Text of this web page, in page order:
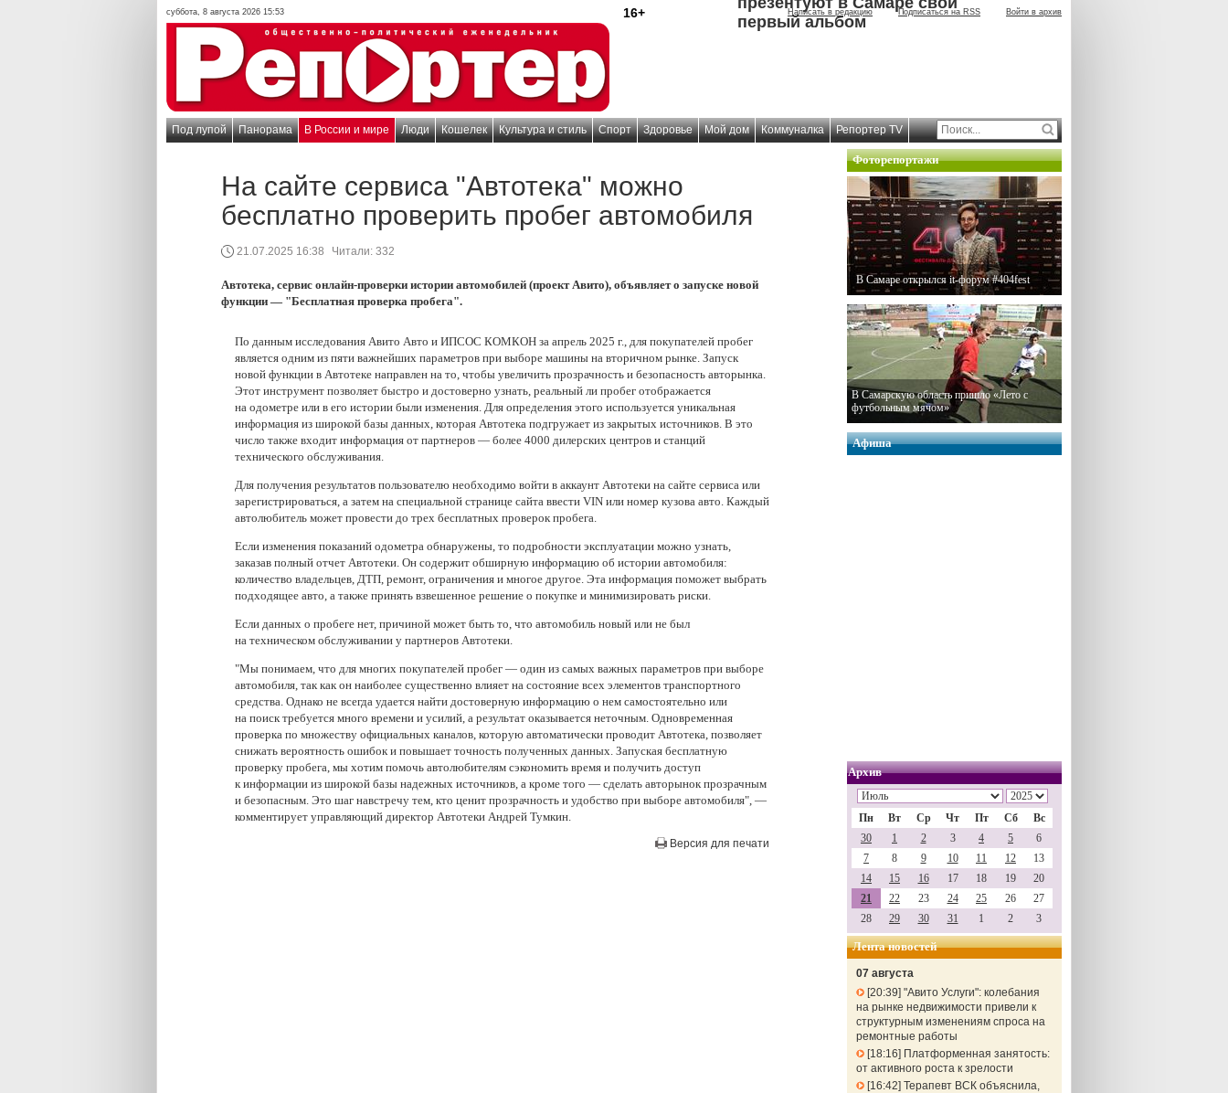
суббота, 8 августа 2026 15:53 16+ Написать в редакцию Подписаться на RSS Войти в архив
первый альбом
Под лупой Панорама В России и мире Люди Кошелек Культура и стиль Спорт Здоровье Мой дом Коммуналка Репортер TV
На сайте сервиса "Автотека" можно
бесплатно проверить пробег автомобиля
21.07.2025 16:38 Читали: 332
Автотека, сервис онлайн-проверки истории автомобилей (проект Авито), объявляет о запуске новой
функции — "Бесплатная проверка пробега".
По данным исследования Авито Авто и ИПСОС КОМКОН за апрель 2025 г., для покупателей пробег
является одним из пяти важнейших параметров при выборе машины на вторичном рынке. Запуск
новой функции в Автотеке направлен на то, чтобы увеличить прозрачность и безопасность авторынка.
Этот инструмент позволяет быстро и достоверно узнать, реальный ли пробег отображается
на одометре или в его истории были изменения. Для определения этого используется уникальная
информация из широкой базы данных, которая Автотека подгружает из закрытых источников. В это
число также входит информация от партнеров — более 4000 дилерских центров и станций
технического обслуживания.
Для получения результатов пользователю необходимо войти в аккаунт Автотеки на сайте сервиса или
зарегистрироваться, а затем на специальной странице сайта ввести VIN или номер кузова авто. Каждый
автолюбитель может провести до трех бесплатных проверок пробега.
Если изменения показаний одометра обнаружены, то подробности эксплуатации можно узнать,
заказав полный отчет Автотеки. Он содержит обширную информацию об истории автомобиля:
количество владельцев, ДТП, ремонт, ограничения и многое другое. Эта информация поможет выбрать
подходящее авто, а также принять взвешенное решение о покупке и минимизировать риски.
Если данных о пробеге нет, причиной может быть то, что автомобиль новый или не был
на техническом обслуживании у партнеров Автотеки.
"Мы понимаем, что для многих покупателей пробег — один из самых важных параметров при выборе
автомобиля, так как он наиболее существенно влияет на состояние всех элементов транспортного
средства. Однако не всегда удается найти достоверную информацию о нем самостоятельно или
на поиск требуется много времени и усилий, а результат оказывается неточным. Одновременная
проверка по множеству официальных каналов, которую автоматически проводит Автотека, позволяет
снижать вероятность ошибок и повышает точность полученных данных. Запуская бесплатную
проверку пробега, мы хотим помочь автолюбителям сэкономить время и получить доступ
к информации из широкой базы надежных источников, а кроме того — сделать авторынок прозрачным
и безопасным. Это шаг навстречу тем, кто ценит прозрачность и удобство при выборе автомобиля", —
комментирует управляющий директор Автотеки Андрей Тумкин.
Версия для печати
Фоторепортажи
В Самаре открылся it-форум #404fest
В Самарскую область пришло «Лето с
футбольным мячом»
Афиша
Архив
Пн Вт Ср Чт Пт Сб
Вс
30
1 2 3 4 5
6
7
8 9 10 11 12
13
14
15 16 17 18 19
20
21
22 23 24 25 26
27
28
29 30 31 1 2 3
Лента новостей
07 августа
20:39 "Авито Услуги": колебания
на рынке недвижимости привели к
структурным изменениям спроса на
ремонтные работы
18:16
Платформенная занятость:
от активного роста к зрелости
16:42 Терапевт ВСК объяснила,